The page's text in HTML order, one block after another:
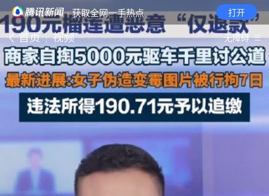
· 获取全网一手热点 打开
首页 视频 无障碍